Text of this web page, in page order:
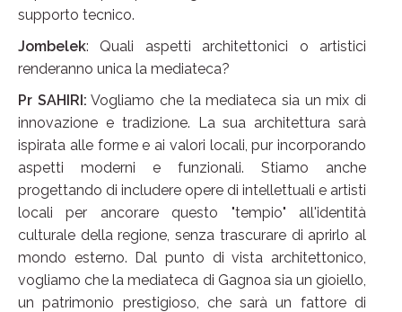
supporto tecnico.
Jombelek: Quali aspetti architettonici o artistici
renderanno unica la mediateca?
Pr SAHIRI: Vogliamo che la mediateca sia un mix di
innovazione e tradizione. La sua architettura sarà
ispirata alle forme e ai valori locali, pur incorporando
aspetti moderni e funzionali. Stiamo anche
progettando di includere opere di intellettuali e artisti
locali per ancorare questo "tempio" all'identità
culturale della regione, senza trascurare di aprirlo al
mondo esterno. Dal punto di vista architettonico,
vogliamo che la mediateca di Gagnoa sia un gioiello,
un patrimonio prestigioso, che sarà un fattore di